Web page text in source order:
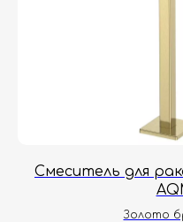
Смеситель для
Золото
с 8:00 до 18:00 по Москве.
Онлайн-магазин работает 24/7.
Политика конфиденциальности